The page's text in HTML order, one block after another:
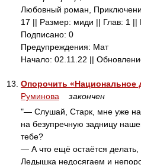
Любовный роман,
17 || Размер: миди || Глав: 1 ||
Подписано: 0
Предупреждения: Мат
Начало: 02.11.22 ||
13. Опорочить «Национальное
Руминова
закончен
"— Слушай, Старк, мне уже
на безупречную задницу
тебе?
— А что ещё остаётся
Ледышка недосягаем и